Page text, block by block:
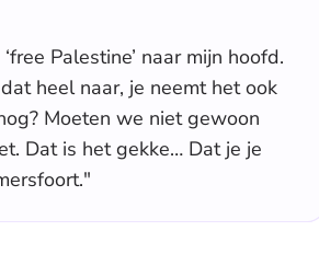
Palestine’ naar mijn hoofd.
heel naar, je neemt het ook
Moeten we niet gewoon
Dat is het gekke… Dat je je